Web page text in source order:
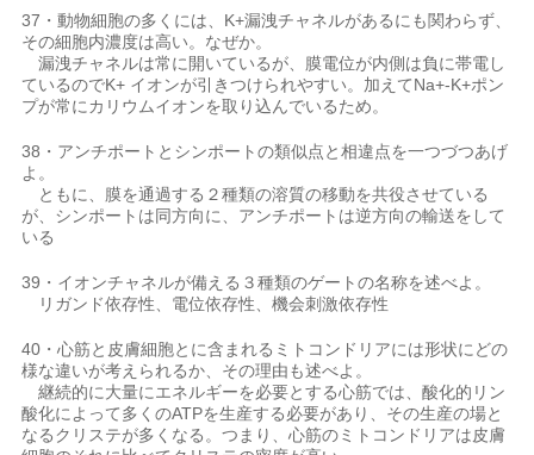
37・動物細胞の多くには、K+漏洩チャネルがあるにも関わらず、
その細胞内濃度は高い。なぜか。
漏洩チャネルは常に開いているが、膜電位が内側は負に帯電し
ているのでK+ イオンが引きつけられやすい。加えてNa+-K+ポン
プが常にカリウムイオンを取り込んでいるため。
38・アンチポートとシンポートの類似点と相違点を一つづつあげ
よ。
ともに、膜を通過する２種類の溶質の移動を共役させている
が、シンポートは同方向に、アンチポートは逆方向の輸送をして
いる
39・イオンチャネルが備える３種類のゲートの名称を述べよ。
リガンド依存性、電位依存性、機会刺激依存性
40・心筋と皮膚細胞とに含まれるミトコンドリアには形状にどの
様な違いが考えられるか、その理由も述べよ。
継続的に大量にエネルギーを必要とする心筋では、酸化的リン
酸化によって多くのATPを生産する必要があり、その生産の場と
なるクリステが多くなる。つまり、心筋のミトコンドリアは皮膚